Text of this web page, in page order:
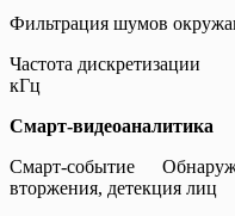
Фильтрация шумов
Частота дискретизации
кГц
Смарт-видеоаналитика
Смарт-событие
вторжения, детекция лиц